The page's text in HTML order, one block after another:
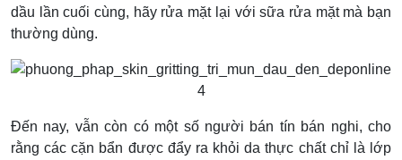
dầu lần cuối cùng, hãy rửa mặt lại với sữa rửa mặt mà bạn
thường dùng.
Đến nay, vẫn còn có một số người bán tín bán nghi, cho
rằng các cặn bẩn được đẩy ra khỏi da thực chất chỉ là lớp